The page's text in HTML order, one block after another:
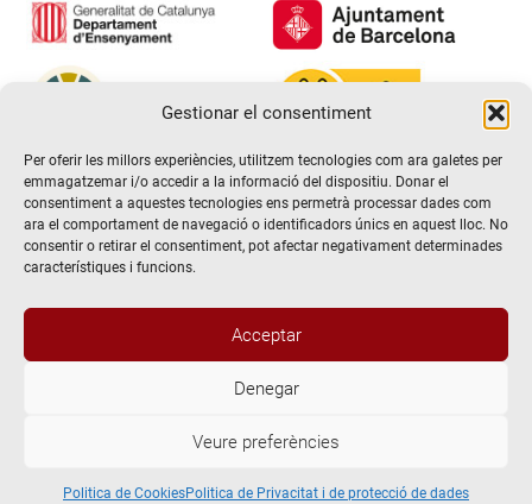
Gestionar el consentiment
Per oferir les millors experiències, utilitzem tecnologies com ara galetes per
emmagatzemar i/o accedir a la informació del dispositiu. Donar el
consentiment a aquestes tecnologies ens permetrà processar dades com
ara el comportament de navegació o identificadors únics en aquest lloc. No
consentir o retirar el consentiment, pot afectar negativament determinades
característiques i funcions.
Acceptar
Denegar
Veure preferències
Politica de CookiesPolitica de Privacitat i de protecció de dades
@2026 Escola de teatre El Timbal. Tots els drets reservats
Avís Legal
Politica de Cookies
Hola! Voldria més informació / Querría